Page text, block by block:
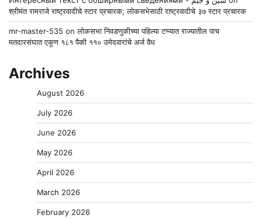
श्रीमंत रामराजे राष्ट्रवादीचे स्टार प्रचारक; लोकसभेसाठी राष्ट्रवादीचे ३७ स्टार प्रचारक
mr-master-535 onलोकसभा निवडणुकीच्या पहिल्या टप्प्यात राज्यातील पाच
मतदारसंघात एकूण १८१ पैकी ११० उमेदवारांचे अर्ज वैध
Archives
August 2026
July 2026
June 2026
May 2026
April 2026
March 2026
February 2026